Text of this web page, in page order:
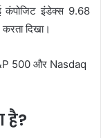
इंडेक्स 9.68
दिखा।
है?